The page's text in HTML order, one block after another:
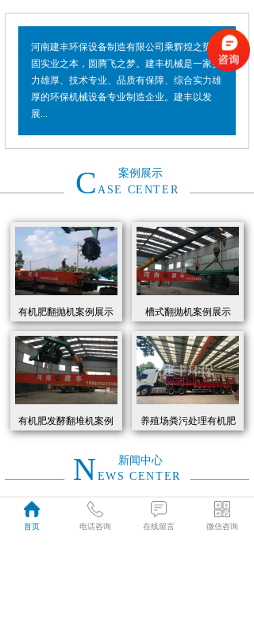
河南建丰环保设备制造有限公司乘辉煌之势，
固实业之本，圆腾飞之梦。建丰机械是一家实
力雄厚、技术专业、品质有保障、综合实力雄
厚的环保机械设备专业制造企业。建丰以发
展...
案例展示
C ASE CENTER
有机肥翻抛机案例展示 槽式翻抛机案例展示
有机肥发酵翻堆机案例
展示
养殖场粪污处理有机肥
发酵罐 履带式有机肥翻
新闻中心
N EWS CENTER
2026
首页 电话咨询 在线留言 微信咨询